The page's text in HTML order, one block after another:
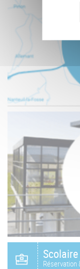
Scolaire
Réservation